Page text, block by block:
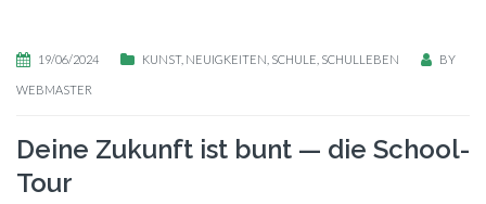
19/06/2024 KUNST, NEUIGKEITEN SCHULE SCHULLEBEN BY
WEBMASTER
Deine Zukunft ist bunt — die School-
Tour